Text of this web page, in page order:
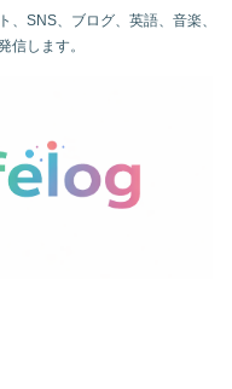
、SNS、ブログ、英語、音楽、
信します。